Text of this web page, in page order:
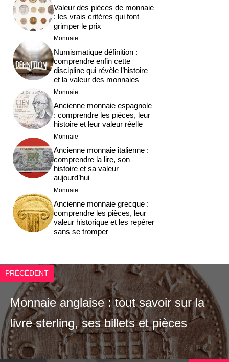
Valeur des pièces de monnaie
: les vrais critères qui font
grimper le prix
Monnaie
Numismatique définition :
comprendre enfin cette
discipline qui révèle l’histoire
et la valeur des monnaies
Monnaie
Ancienne monnaie espagnole
: comprendre les pièces, leur
histoire et leur valeur réelle
Monnaie
Ancienne monnaie italienne :
comprendre la lire, son
histoire et sa valeur
aujourd’hui
Monnaie
Ancienne monnaie grecque :
comprendre les pièces, leur
valeur historique et les repérer
sans se tromper
PRÉCÉDENT
Monnaie anglaise : tout savoir sur la
livre sterling, ses billets et pièces